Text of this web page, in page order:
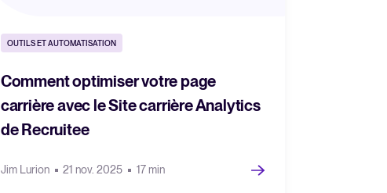
OUTILS ET AUTOMATISATION
Comment optimiser votre page
carrière avec le Site carrière Analytics
de Recruitee
Jim Lurion 21 nov. 2025 17 min